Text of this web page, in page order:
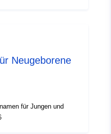
Neugeborene
für Jungen und